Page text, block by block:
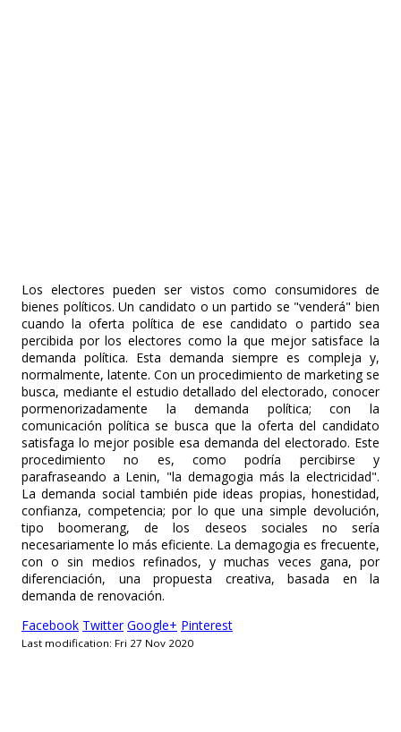
Los electores pueden ser vistos como consumidores de
bienes políticos. Un candidato o un partido se "venderá" bien
cuando la oferta política de ese candidato o partido sea
percibida por los electores como la que mejor satisface la
demanda política. Esta demanda siempre es compleja y,
normalmente, latente. Con un procedimiento de marketing se
busca, mediante el estudio detallado del electorado, conocer
pormenorizadamente la demanda política; con la
comunicación política se busca que la oferta del candidato
satisfaga lo mejor posible esa demanda del electorado. Este
procedimiento no es, como podría percibirse y
parafraseando a Lenin, "la demagogia más la electricidad".
La demanda social también pide ideas propias, honestidad,
confianza, competencia; por lo que una simple devolución,
tipo boomerang, de los deseos sociales no sería
necesariamente lo más eficiente. La demagogia es frecuente,
con o sin medios refinados, y muchas veces gana, por
diferenciación, una propuesta creativa, basada en la
demanda de renovación.
Facebook Twitter Google+ Pinterest
Last modification: Fri 27 Nov 2020